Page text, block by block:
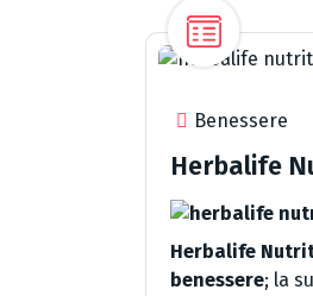
Benessere
Herbalife
Herbalife
benessere; la